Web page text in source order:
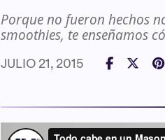
Porque no fueron hechos
smoothies, te enseñamos
JULIO 21, 2015